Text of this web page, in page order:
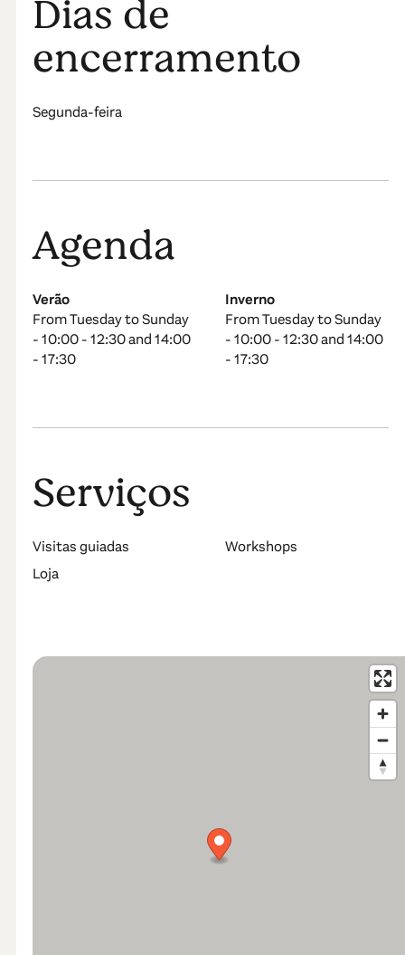
Dias de
encerramento
Segunda-feira
Agenda
Verão
From Tuesday to Sunday
- 10:00 - 12:30 and 14:00
- 17:30
Inverno
From Tuesday to Sunday
- 10:00 - 12:30 and 14:00
- 17:30
Serviços
Visitas guiadas
Workshops
Loja